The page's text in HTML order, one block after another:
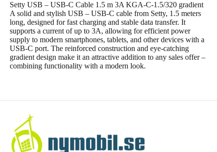
Setty USB – USB-C Cable 1.5 m 3A KGA-C-1.5/320 gradient
A solid and stylish USB – USB-C cable from Setty, 1.5 meters
long, designed for fast charging and stable data transfer. It
supports a current of up to 3A, allowing for efficient power
supply to modern smartphones, tablets, and other devices with a
USB-C port. The reinforced construction and eye-catching
gradient design make it an attractive addition to any sales offer –
combining functionality with a modern look.